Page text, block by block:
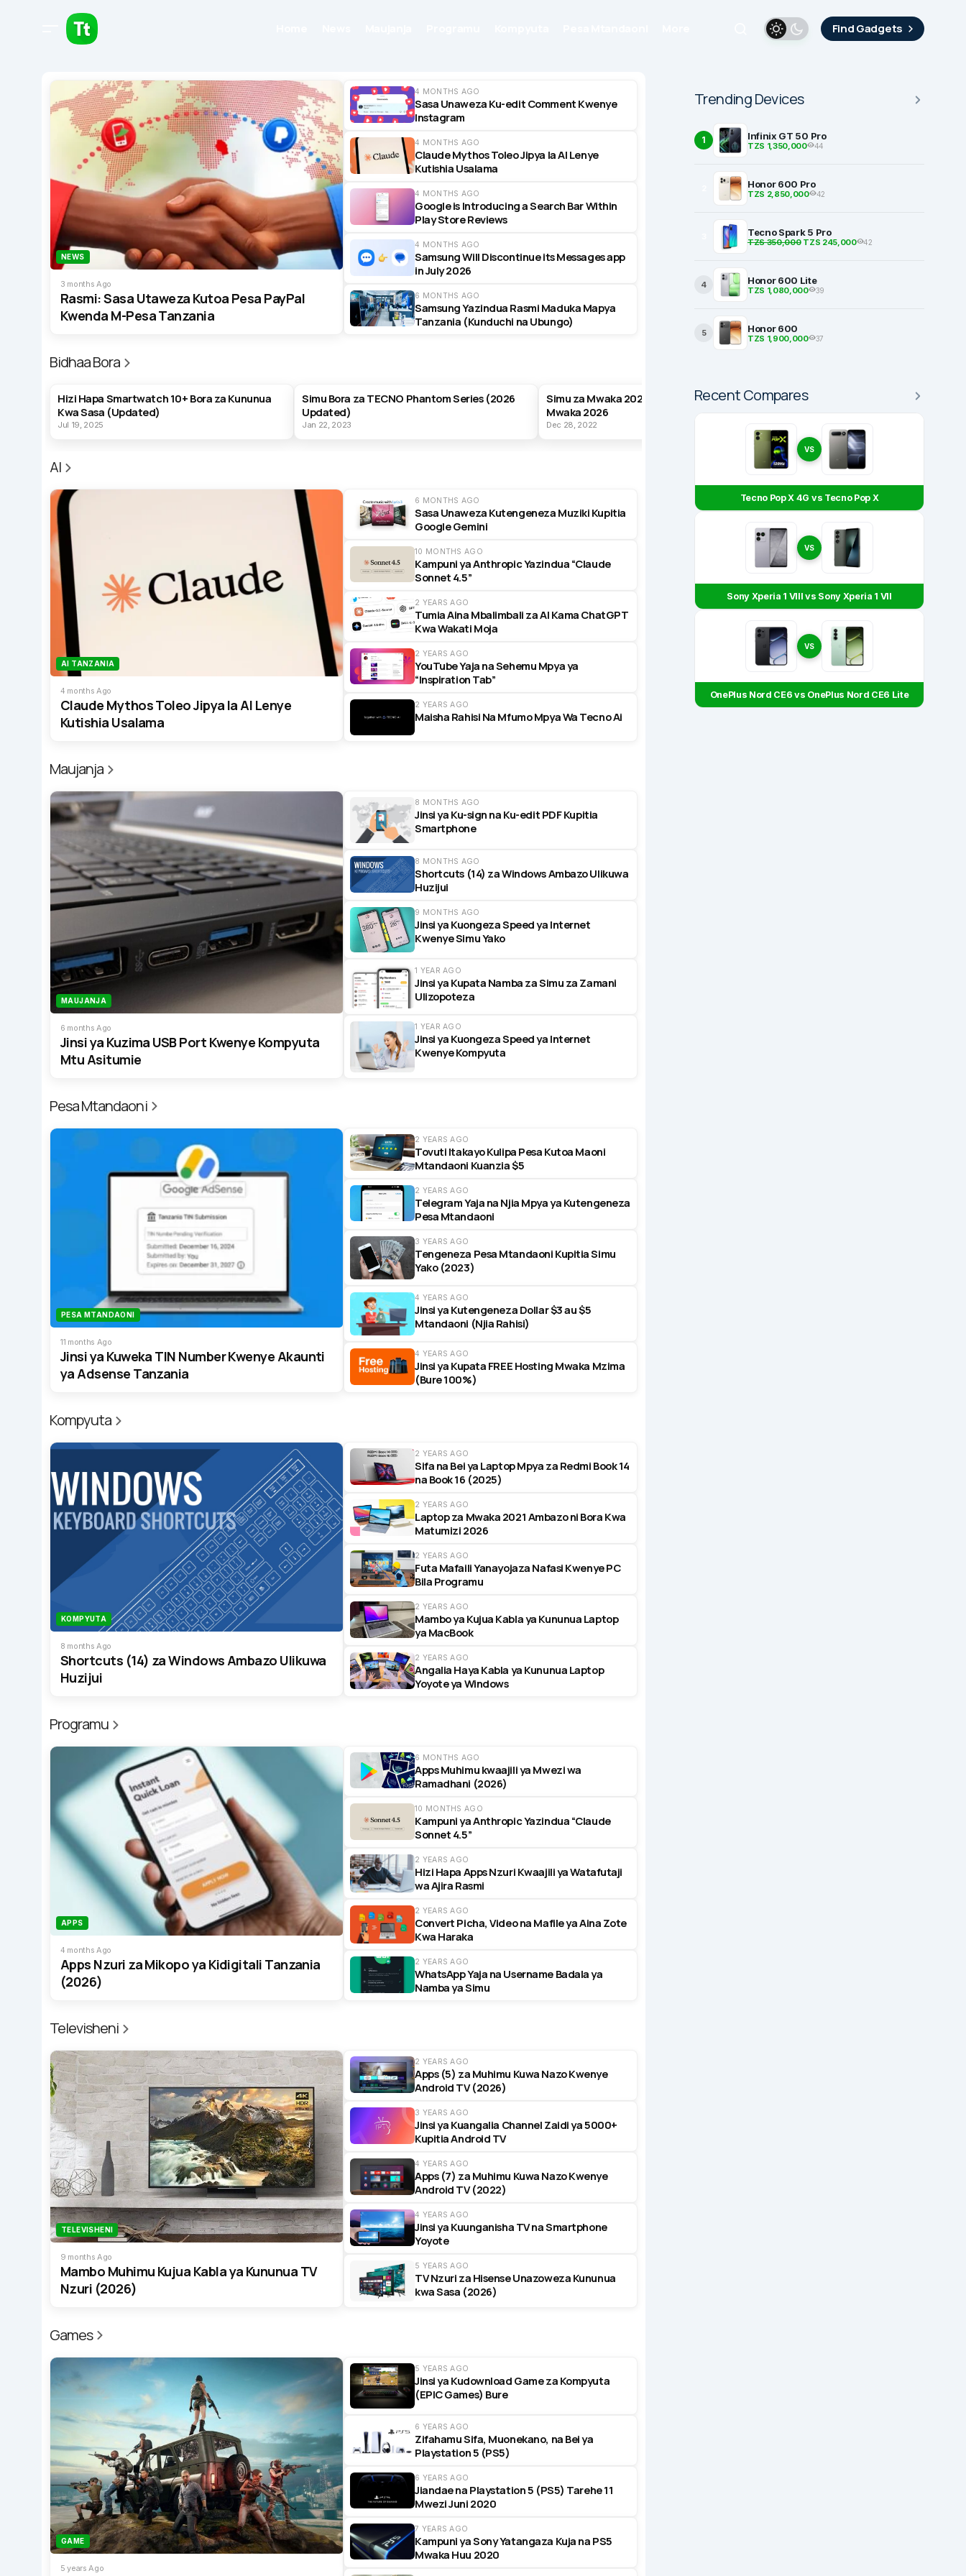
Find Gadgets
NEWS
3 months Ago
Rasmi: Sasa Utaweza Kutoa Pesa PayPal
Kwenda M-Pesa Tanzania
4 MONTHS AGO
Sasa Unaweza Ku-edit Comment Kwenye
Instagram
4 MONTHS AGO
Claude Mythos Toleo Jipya la AI Lenye
Kutishia Usalama
4 MONTHS AGO
Google is Introducing a Search Bar Within
Play Store Reviews
4 MONTHS AGO
Samsung Will Discontinue its Messages app
in July 2026
6 MONTHS AGO
Samsung Yazindua Rasmi Maduka Mapya
Tanzania (Kunduchi na Ubungo)
Bidhaa Bora
Hizi Hapa Smartwatch 10+ Bora za Kununua
Kwa Sasa (Updated)
Jul 19, 2025
Simu Bora za TECNO Phantom Series (2026
Updated)
Jan 22, 2023
Simu za Mwaka 2022 Ambazo ni Bora Kwa
Mwaka 2026
Dec 28, 2022
Most Popular Smartphones in
AI
AI TANZANIA
4 months Ago
Claude Mythos Toleo Jipya la AI Lenye
Kutishia Usalama
6 MONTHS AGO
Sasa Unaweza Kutengeneza Muziki Kupitia
Google Gemini
10 MONTHS AGO
Kampuni ya Anthropic Yazindua “Claude
Sonnet 4.5”
2 YEARS AGO
Tumia Aina Mbalimbali za AI Kama ChatGPT
Kwa Wakati Moja
2 YEARS AGO
YouTube Yaja na Sehemu Mpya ya
“Inspiration Tab”
2 YEARS AGO
Maisha Rahisi Na Mfumo Mpya Wa Tecno Ai
Maujanja
MAUJANJA
6 months Ago
Jinsi ya Kuzima USB Port Kwenye Kompyuta
Mtu Asitumie
8 MONTHS AGO
Jinsi ya Ku-sign na Ku-edit PDF Kupitia
Smartphone
8 MONTHS AGO
Shortcuts (14) za Windows Ambazo Ulikuwa
Huzijui
9 MONTHS AGO
Jinsi ya Kuongeza Speed ya Internet
Kwenye Simu Yako
1 YEAR AGO
Jinsi ya Kupata Namba za Simu za Zamani
Ulizopoteza
1 YEAR AGO
Jinsi ya Kuongeza Speed ya Internet
Kwenye Kompyuta
Pesa Mtandaoni
PESA MTANDAONI
11 months Ago
Jinsi ya Kuweka TIN Number Kwenye Akaunti
ya Adsense Tanzania
2 YEARS AGO
Tovuti Itakayo Kulipa Pesa Kutoa Maoni
Mtandaoni Kuanzia $5
2 YEARS AGO
Telegram Yaja na Njia Mpya ya Kutengeneza
Pesa Mtandaoni
3 YEARS AGO
Tengeneza Pesa Mtandaoni Kupitia Simu
Yako (2023)
4 YEARS AGO
Jinsi ya Kutengeneza Dollar $3 au $5
Mtandaoni (Njia Rahisi)
4 YEARS AGO
Jinsi ya Kupata FREE Hosting Mwaka Mzima
(Bure 100%)
Kompyuta
KOMPYUTA
8 months Ago
Shortcuts (14) za Windows Ambazo Ulikuwa
Huzijui
2 YEARS AGO
Sifa na Bei ya Laptop Mpya za Redmi Book 14
na Book 16 (2025)
2 YEARS AGO
Laptop za Mwaka 2021 Ambazo ni Bora Kwa
Matumizi 2026
2 YEARS AGO
Futa Mafaili Yanayojaza Nafasi Kwenye PC
Bila Programu
2 YEARS AGO
Mambo ya Kujua Kabla ya Kununua Laptop
ya MacBook
2 YEARS AGO
Angalia Haya Kabla ya Kununua Laptop
Yoyote ya Windows
Programu
APPS
4 months Ago
Apps Nzuri za Mikopo ya Kidigitali Tanzania
(2026)
6 MONTHS AGO
Apps Muhimu kwaajili ya Mwezi wa
Ramadhani (2026)
10 MONTHS AGO
Kampuni ya Anthropic Yazindua “Claude
Sonnet 4.5”
2 YEARS AGO
Hizi Hapa Apps Nzuri Kwaajili ya Watafutaji
wa Ajira Rasmi
2 YEARS AGO
Convert Picha, Video na Mafile ya Aina Zote
Kwa Haraka
2 YEARS AGO
WhatsApp Yaja na Username Badala ya
Namba ya Simu
Televisheni
TELEVISHENI
9 months Ago
Mambo Muhimu Kujua Kabla ya Kununua TV
Nzuri (2026)
2 YEARS AGO
Apps (5) za Muhimu Kuwa Nazo Kwenye
Android TV (2026)
3 YEARS AGO
Jinsi ya Kuangalia Channel Zaidi ya 5000+
Kupitia Android TV
4 YEARS AGO
Apps (7) za Muhimu Kuwa Nazo Kwenye
Android TV (2022)
4 YEARS AGO
Jinsi ya Kuunganisha TV na Smartphone
Yoyote
5 YEARS AGO
TV Nzuri za Hisense Unazoweza Kununua
kwa Sasa (2026)
Games
GAME
5 years Ago
5 YEARS AGO
Jinsi ya Kudownload Game za Kompyuta
(EPIC Games) Bure
6 YEARS AGO
Zifahamu Sifa, Muonekano, na Bei ya
Playstation 5 (PS5)
6 YEARS AGO
Jiandae na Playstation 5 (PS5) Tarehe 11
Mwezi Juni 2020
7 YEARS AGO
Kampuni ya Sony Yatangaza Kuja na PS5
Mwaka Huu 2020
Trending Devices
1 Infinix GT 50 Pro
TZS 1,350,000 44
Honor 600 Pro
TZS 2,850,000 42
Tecno Spark 5 Pro
TZS 350,000TZS 245,000 42
4 Honor 600 Lite
TZS 1,080,000 39
5 Honor 600
TZS 1,900,000 37
Recent Compares
VS
Tecno Pop X 4G vs Tecno Pop X
VS
Sony Xperia 1 VIII vs Sony Xperia 1 VII
VS
OnePlus Nord CE6 vs OnePlus Nord CE6 Lite